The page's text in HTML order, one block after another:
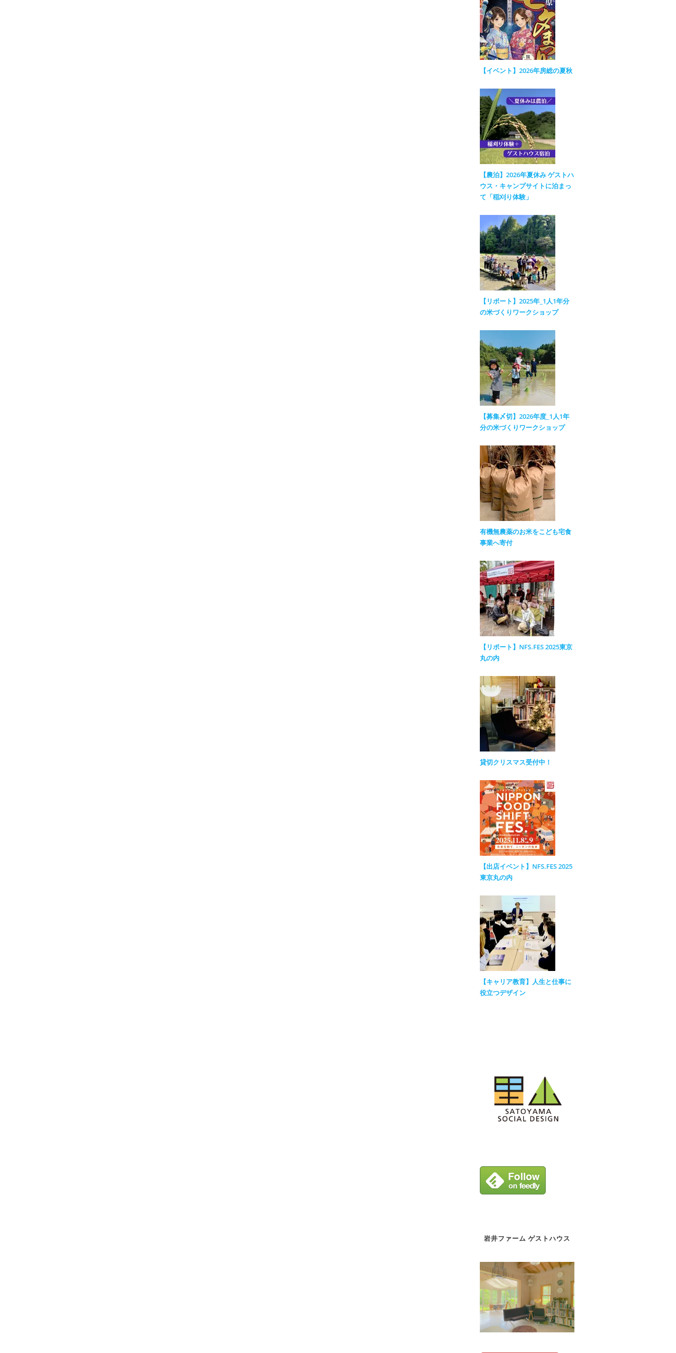
【イベント】2026年房総の夏秋
【農泊】2026年夏休み ゲストハ
ウス・キャンプサイトに泊まっ
て「稲刈り体験」
【リポート】2025年_1人1年分
の米づくりワークショップ
【募集〆切】2026年度_1人1年
分の米づくりワークショップ
有機無農薬のお米をこども宅食
事業へ寄付
【リポート】NFS.FES 2025東京
丸の内
貸切クリスマス受付中！
【出店イベント】NFS.FES 2025
東京丸の内
【キャリア教育】人生と仕事に
役立つデザイン
岩井ファーム ゲストハウス